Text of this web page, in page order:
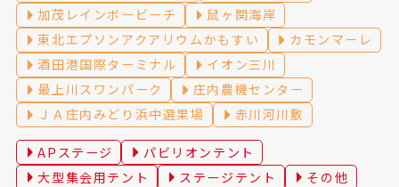
加茂レインボービーチ
鼠ヶ関海岸
東北エプソンアクアリウムかもすい
カモンマーレ
酒田港国際ターミナル
イオン三川
最上川スワンパーク
庄内農機センター
ＪＡ庄内みどり浜中選果場
赤川河川敷
APステージ
パビリオンテント
大型集会用テント
ステージテント
その他